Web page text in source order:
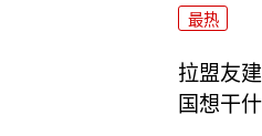
最热
拉盟友
国想干什